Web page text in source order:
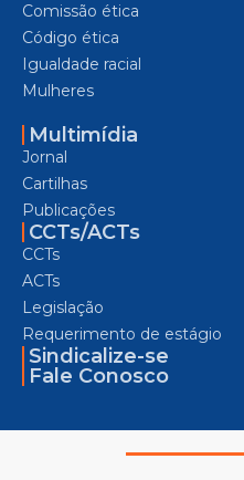
Comissão ética
Código ética
Igualdade racial
Mulheres
Multimídia
Jornal
Cartilhas
Publicações
CCTs/ACTs
CCTs
ACTs
Legislação
Requerimento de estágio
Sindicalize-se
Fale Conosco